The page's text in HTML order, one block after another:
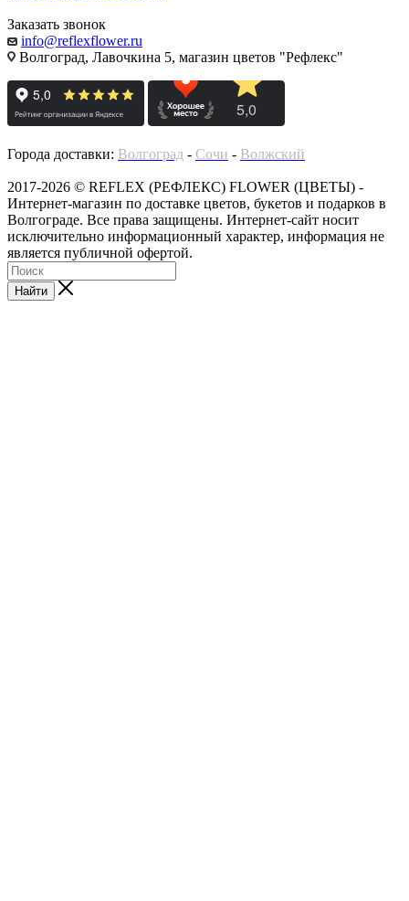
Заказать звонок
info@reflexflower.ru
Волгоград, Лавочкина 5, магазин цветов "Рефлекс"
Города доставки: Волгоград - Сочи - Волжский
2017-2026 © REFLEX (РЕФЛЕКС) FLOWER (ЦВЕТЫ) -
Интернет-магазин по доставке цветов, букетов и подарков в
Волгограде. Все права защищены. Интернет-сайт носит
исключительно информационный характер, информация не
является публичной офертой.
Найти